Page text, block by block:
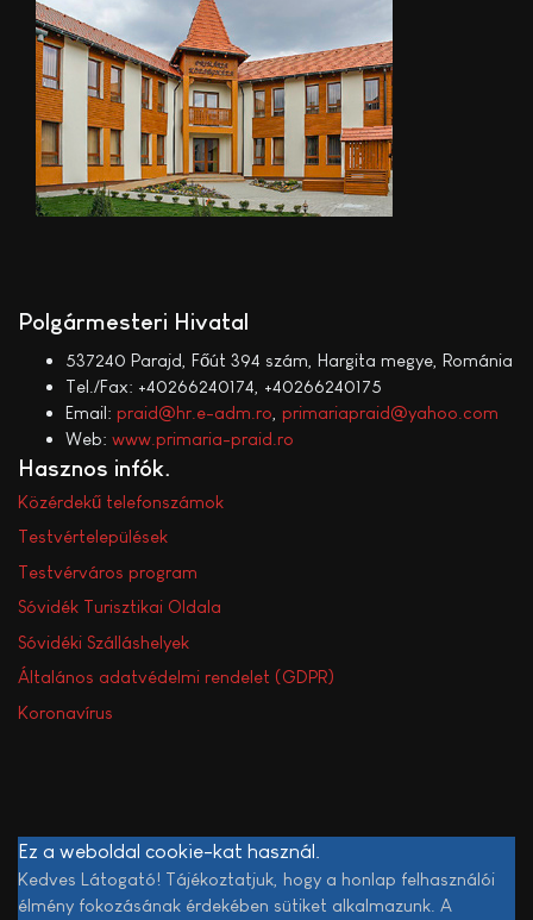
Polgármesteri Hivatal
537240 Parajd, Főút 394 szám, Hargita megye, Románia
Tel./Fax: +40266240174, +40266240175
Email: praid@hr.e-adm.ro primariapraid@yahoo.com
Web: www.primaria-praid.ro
Hasznos infók
Közérdekű telefonszámok
Testvértelepülések
Testvérváros program
Sóvidék Turisztikai Oldala
Sóvidéki Szálláshelyek
Általános adatvédelmi rendelet (GDPR)
Koronavírus
Ez a weboldal cookie-kat használ.
Kedves Látogató! Tájékoztatjuk, hogy a honlap felhasználói
élmény fokozásának érdekében sütiket alkalmazunk. A